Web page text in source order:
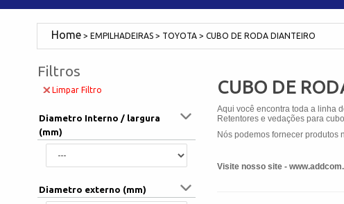
EMPILHADEIRAS TOYOTA CUBO DE RODA DIANTEIRO
Filtros
Limpar Filtro
Diametro Interno / largura
(mm)
Diametro externo (mm)
CUBO DE
Aqui você encontra toda a linha
Retentores e vedações para
Nós podemos fornecer produtos
Visite nosso site -